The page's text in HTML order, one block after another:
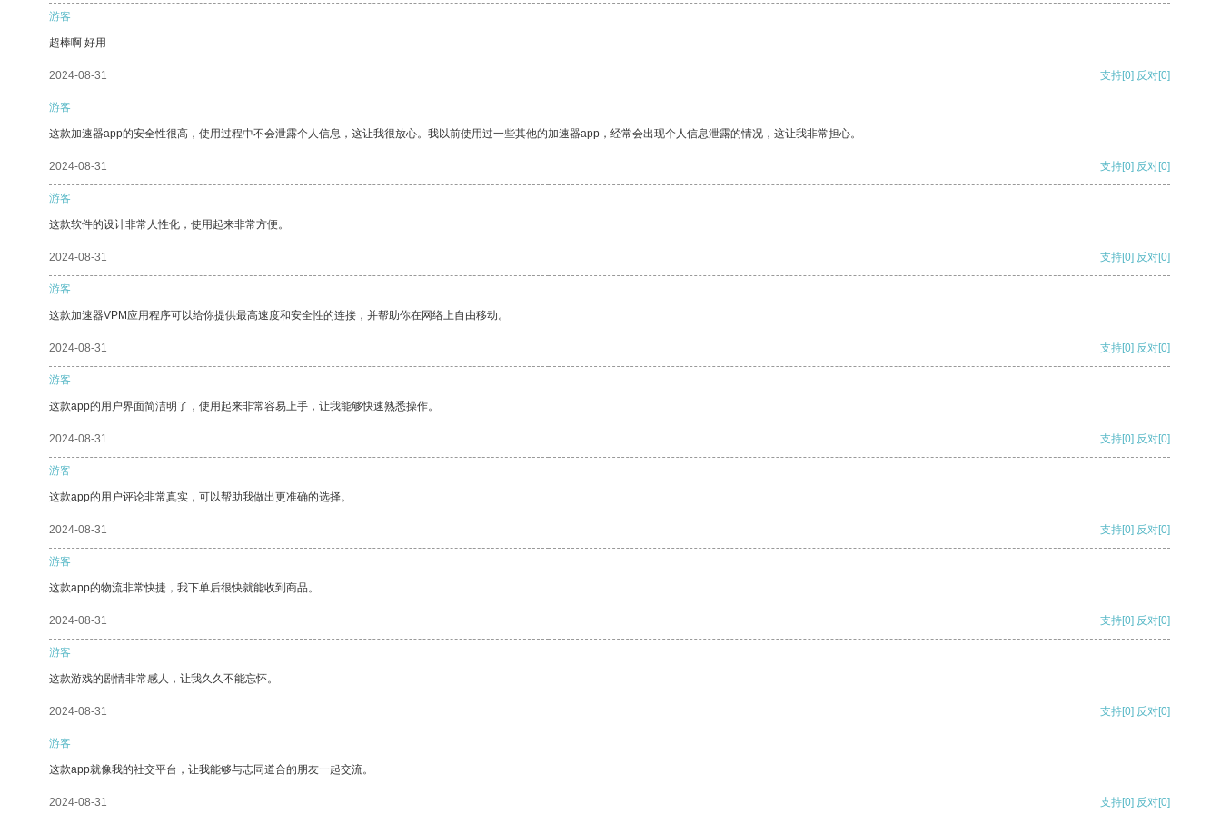
游客
超棒啊 好用
2024-08-31 支持[0] 反对[0]
游客
这款加速器app的安全性很高，使用过程中不会泄露个人信息，这让我很放心。我以前使用过一些其他的加速器app，经常会出现个人信息泄露的情况，这让我非常担心。
2024-08-31 支持[0] 反对[0]
游客
这款软件的设计非常人性化，使用起来非常方便。
2024-08-31 支持[0] 反对[0]
游客
这款加速器VPM应用程序可以给你提供最高速度和安全性的连接，并帮助你在网络上自由移动。
2024-08-31 支持[0] 反对[0]
游客
这款app的用户界面简洁明了，使用起来非常容易上手，让我能够快速熟悉操作。
2024-08-31 支持[0] 反对[0]
游客
这款app的用户评论非常真实，可以帮助我做出更准确的选择。
2024-08-31 支持[0] 反对[0]
游客
这款app的物流非常快捷，我下单后很快就能收到商品。
2024-08-31 支持[0] 反对[0]
游客
这款游戏的剧情非常感人，让我久久不能忘怀。
2024-08-31 支持[0] 反对[0]
游客
这款app就像我的社交平台，让我能够与志同道合的朋友一起交流。
2024-08-31 支持[0] 反对[0]